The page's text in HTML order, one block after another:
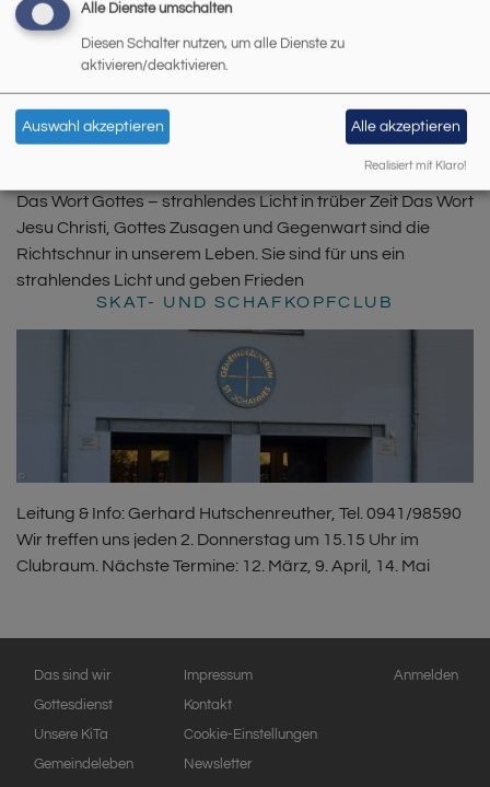
Das Wort Gottes – strahlendes Licht in trüber Zeit Das Wort
Jesu Christi, Gottes Zusagen und Gegenwart sind die
Richtschnur in unserem Leben. Sie sind für uns ein
strahlendes Licht und geben Frieden
SKAT- UND SCHAFKOPFCLUB
Leitung & Info: Gerhard Hutschenreuther, Tel. 0941/98590
Wir treffen uns jeden 2. Donnerstag um 15.15 Uhr im
Clubraum. Nächste Termine: 12. März, 9. April, 14. Mai
Hauptnavigation
Das sind wir
Gottesdienst
Unsere KiTa
Gemeindeleben
Fußbereichsmenü
Impressum
Kontakt
Cookie-Einstellungen
Newsletter
Anmelden
Alle Dienste umschalten
Diesen Schalter nutzen, um alle Dienste zu
aktivieren/deaktivieren.
Auswahl akzeptieren Alle akzeptieren
Realisiert mit Klaro!